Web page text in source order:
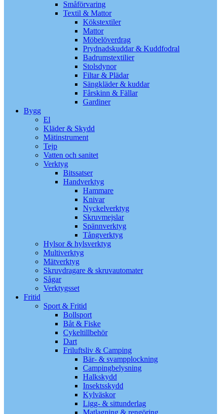
Småförvaring
Textil & Mattor
Kökstextiler
Mattor
Möbelöverdrag
Prydnadskuddar & Kuddfodral
Badrumstextilier
Stolsdynor
Filtar & Plädar
Sängkläder & kuddar
Fårskinn & Fällar
Gardiner
Bygg
El
Kläder & Skydd
Mätinstrument
Tejp
Vatten och sanitet
Verktyg
Bitssatser
Handverktyg
Hammare
Knivar
Nyckelverktyg
Skruvmejslar
Spännverktyg
Tångverktyg
Hylsor & hylsverktyg
Multiverktyg
Mätverktyg
Skruvdragare & skruvautomater
Sågar
Verktygsset
Fritid
Sport & Fritid
Bollsport
Båt & Fiske
Cykeltillbehör
Dart
Friluftsliv & Camping
Bär- & svampplockning
Campingbelysning
Halkskydd
Insektsskydd
Kylväskor
Ligg- & sittunderlag
Matlagning & rengöring